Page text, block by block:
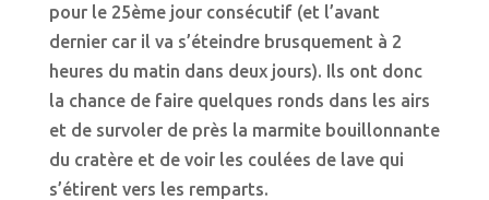
pour le 25ème jour consécutif (et l’avant
dernier car il va s’éteindre brusquement à 2
heures du matin dans deux jours). Ils ont donc
la chance de faire quelques ronds dans les airs
et de survoler de près la marmite bouillonnante
du cratère et de voir les coulées de lave qui
s’étirent vers les remparts.